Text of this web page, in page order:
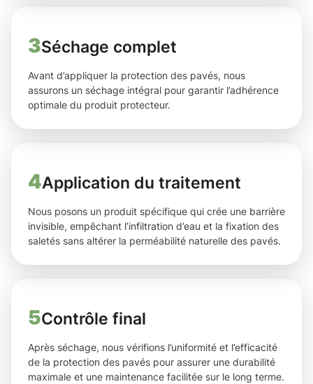
3Séchage complet
Avant d’appliquer la protection des pavés, nous
assurons un séchage intégral pour garantir l’adhérence
optimale du produit protecteur.
4Application du traitement
Nous posons un produit spécifique qui crée une barrière
invisible, empêchant l’infiltration d’eau et la fixation des
saletés sans altérer la perméabilité naturelle des pavés.
5Contrôle final
Après séchage, nous vérifions l’uniformité et l’efficacité
de la protection des pavés pour assurer une durabilité
maximale et une maintenance facilitée sur le long terme.